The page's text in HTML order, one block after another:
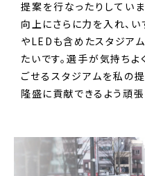
提案を行なったりしてい
向上にさらに力を入れ、
やLEDも含めたスタジア
たいです。選手が気持ちよ
ごせるスタジアムを私の
隆盛に貢献できるよう頑張